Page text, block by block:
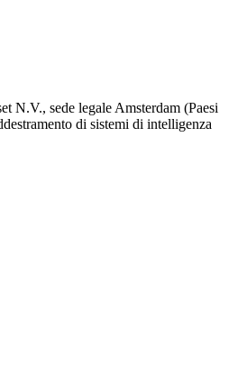
N.V., sede legale Amsterdam (Paesi
di sistemi di intelligenza